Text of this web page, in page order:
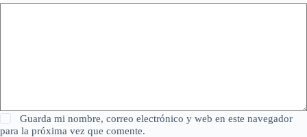
Guarda mi nombre, correo electrónico y web en este navegador
para la próxima vez que comente.